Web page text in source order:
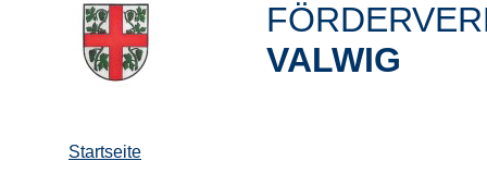
Startseite
VALWIG